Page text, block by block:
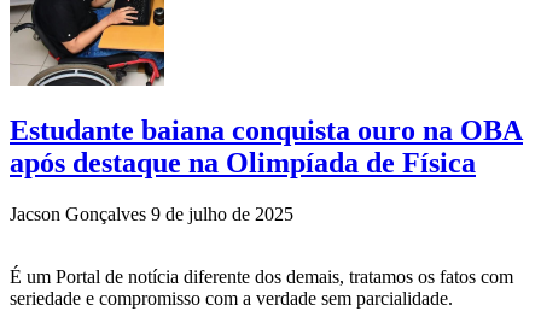
Estudante baiana conquista ouro na OBA
após destaque na Olimpíada de Física
Jacson Gonçalves 9 de julho de 2025
É um Portal de notícia diferente dos demais, tratamos os fatos com
seriedade e compromisso com a verdade sem parcialidade.